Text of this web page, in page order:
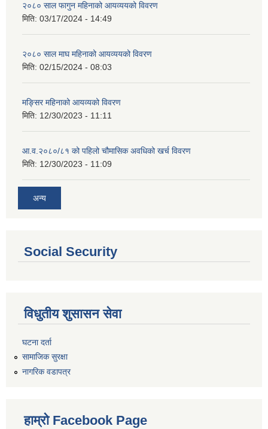
२०८० साल फागुन महिनाको आयव्ययको विवरण
मिति: 03/17/2024 - 14:49
२०८० साल माघ महिनाको आयव्ययको विवरण
मिति: 02/15/2024 - 08:03
मङ्सिर महिनाको आयव्यको विवरण
मिति: 12/30/2023 - 11:11
आ.व.२०८०/८१ को पहिलो चौमासिक अवधिको खर्च विवरण
मिति: 12/30/2023 - 11:09
अन्य
Social Security
विधुतीय शुसासन सेवा
घटना दर्ता
सामाजिक सुरक्षा
नागरिक वडापत्र
हाम्रो Facebook Page